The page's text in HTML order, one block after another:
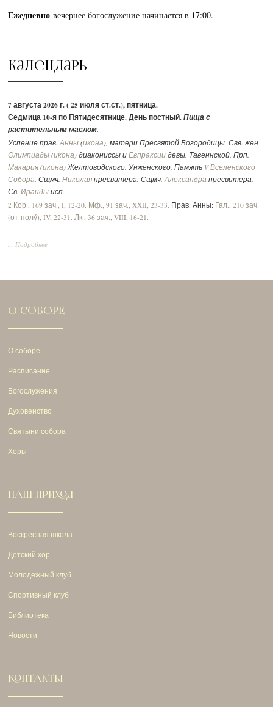
Ежедневновечернее богослужение начинается в 17:00.
Календарь
7 августа 2026 г. ( 25 июля ст.ст.), пятница.
Седмица 10-я по Пятидесятнице. День постный.Пища с
растительным маслом.
Успение прав.Анны (икона ), матери Пресвятой Богородицы. Свв. жен
Олимпиады (икона ) диакониссы иЕвпраксии девы, Тавеннской. Прп.
Макария (икона ) Желтоводского, Унженского. Память V Вселенского
Собора . Сщмч.Николая пресвитера. Сщмч.Александра пресвитера.
Св.Ираиды исп.
2 Кор., 169 зач., I, 12-20. Мф., 91 зач., XXII, 23-33. Прав. Анны: Гал., 210 зач.
(от полу́), IV, 22-31. Лк., 36 зач., VIII, 16-21.
... Подробнее
О СОБОРЕ
О соборе
Расписание
Богослужения
Духовенство
Святыни собора
Хоры
НАШ ПРИХОД
Воскресная школа
Детский хор
Молодежный клуб
Спортивный клуб
Библиотека
Новости
КОНТАКТЫ